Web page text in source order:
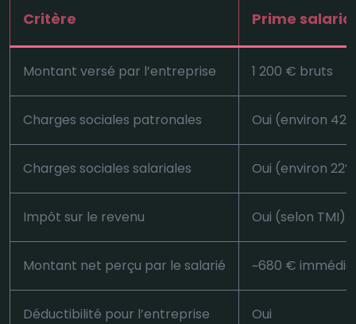
Critère Prime
Montant versé par l’entreprise 1 200 € bruts
Charges sociales patronales Oui (environ
Charges sociales salariales Oui (environ
Impôt sur le revenu Oui (selon TMI)
Montant net perçu par le salarié ~680 €
Déductibilité pour l’entreprise Oui